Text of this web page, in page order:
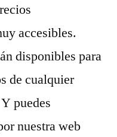
accesibles.
disponibles para
de cualquier
puedes
nuestra web